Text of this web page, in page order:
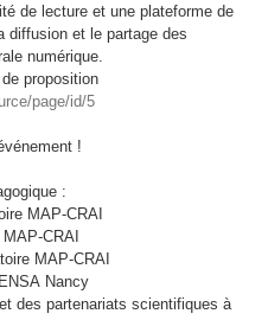
de lecture et une plateforme de
diffusion et le partage des
numérique.
proposition
page/id/5
!
:
MAP-CRAI
MAP-CRAI
MAP-CRAI
Nancy
des partenariats scientifiques à